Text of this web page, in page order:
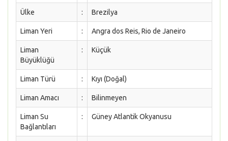
Ülke : Brezilya
Liman Yeri : Angra dos Reis, Rio de Janeiro
Liman
Büyüklüğü
: Küçük
Liman Türü : Kıyı (Doğal)
Liman Amacı : Bilinmeyen
Liman Su
Bağlantıları
: Güney Atlantik Okyanusu